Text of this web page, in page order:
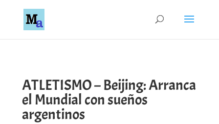
ATLETISMO – Beijing: Arranca
el Mundial con sueños
argentinos